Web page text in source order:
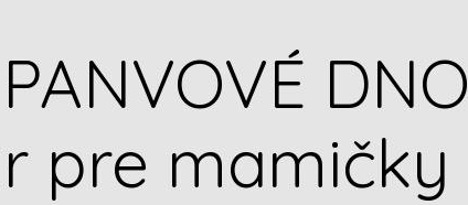
DNO
pre mamičky